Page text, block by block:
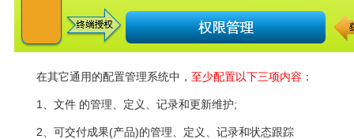
在其它通用的配置管理系统中， 至少配置以下三项内容 ：
1、文件 的管理、定义、记录和更新维护;
2、可交付成果(产品)的管理、定义、记录和状态跟踪